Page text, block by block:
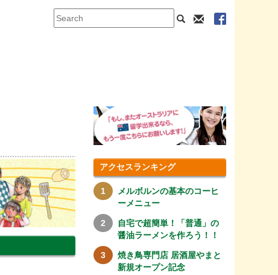
アクセスランキング
メルボルンの基本のコーヒ
ーメニュー
自宅で超簡単！「普通」の
醤油ラーメンを作ろう！！
焼き鳥専門店 居酒屋やまと
新規オープン記念